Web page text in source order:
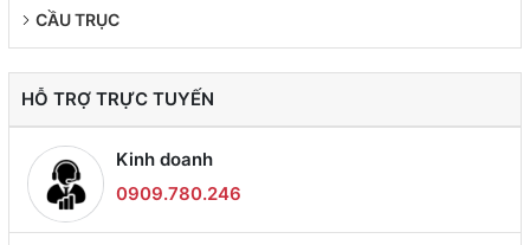
CẦU TRỤC
HỖ TRỢ TRỰC TUYẾN
Kinh doanh
0909.780.246